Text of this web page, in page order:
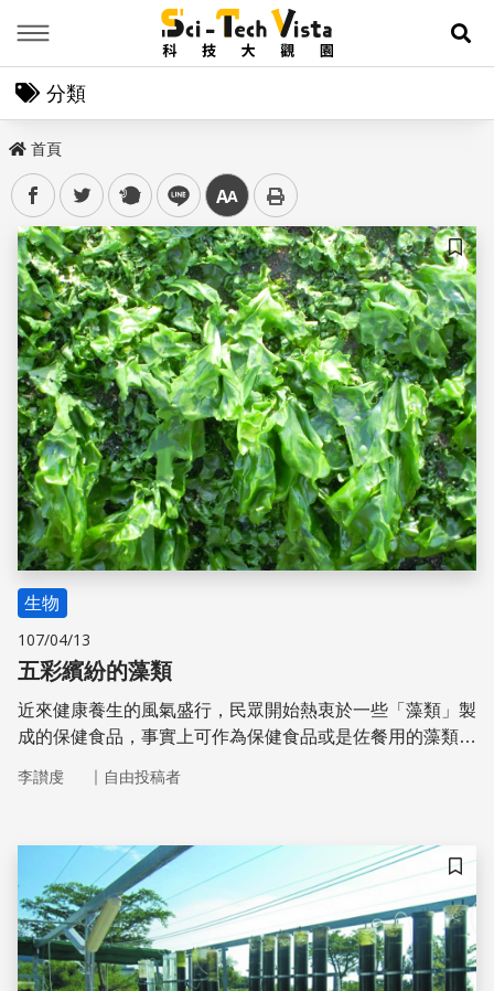
展
分類
首頁
facebooktwitter plurk line 中
儲存
生物
107/04/13
五彩繽紛的藻類
近來健康養生的風氣盛行，民眾開始熱衷於一些「藻類」製
成的保健食品，事實上可作為保健食品或是佐餐用的藻類也
李讃虔 ｜ 自由投稿者
儲存